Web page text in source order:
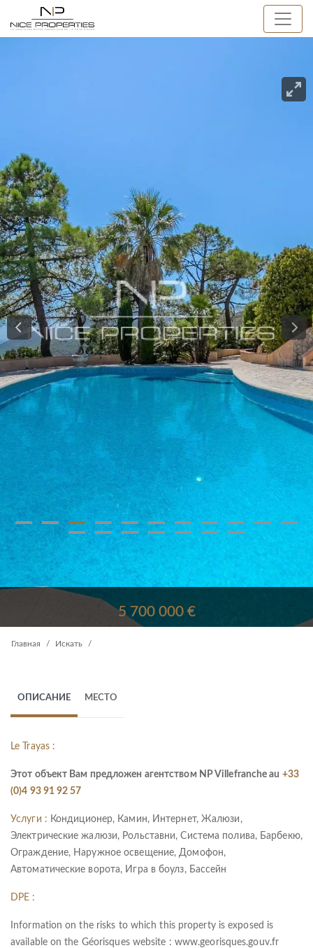
Главная Искать
5 700 000 €
ОПИСАНИЕ МЕСТО
Le Trayas :
Этот объект Вам предложен агентством NP Villefranche au +33
(0)4 93 91 92 57
Услуги : Кондиционер, Камин, Интернет, Жалюзи,
Электрические жалюзи, Рольставни, Система полива, Барбекю,
Ограждение, Наружное освещение, Домофон,
Автоматические ворота, Игра в боулз, Бассейн
DPE :
Information on the risks to which this property is exposed is
available on the Géorisques website : www.georisques.gouv.fr